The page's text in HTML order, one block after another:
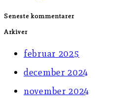
Seneste kommentarer
Arkiver
februar 2025
december 2024
november 2024